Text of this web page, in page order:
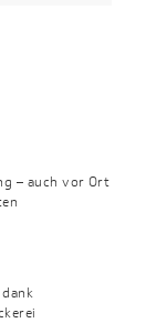
– auch vor Ort